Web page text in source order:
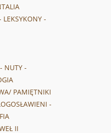
-
NUTY -
PAMIĘTNIKI
-
II